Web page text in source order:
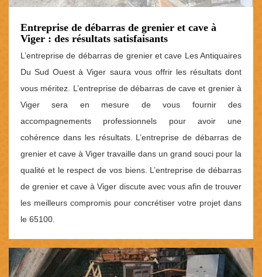
Entreprise de débarras de grenier et cave à
Viger : des résultats satisfaisants
L’entreprise de débarras de grenier et cave Les Antiquaires
Du Sud Ouest à Viger saura vous offrir les résultats dont
vous méritez. L’entreprise de débarras de cave et grenier à
Viger sera en mesure de vous fournir des
accompagnements professionnels pour avoir une
cohérence dans les résultats. L’entreprise de débarras de
grenier et cave à Viger travaille dans un grand souci pour la
qualité et le respect de vos biens. L’entreprise de débarras
de grenier et cave à Viger discute avec vous afin de trouver
les meilleurs compromis pour concrétiser votre projet dans
le 65100.